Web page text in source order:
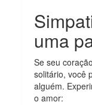
uma
Se seu
solitário, você
alguém.
o amor: